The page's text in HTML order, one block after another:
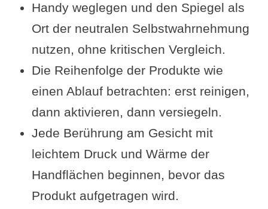
Handy weglegen und den Spiegel als
Ort der neutralen Selbstwahrnehmung
nutzen, ohne kritischen Vergleich.
Die Reihenfolge der Produkte wie
einen Ablauf betrachten: erst reinigen,
dann aktivieren, dann versiegeln.
Jede Berührung am Gesicht mit
leichtem Druck und Wärme der
Handflächen beginnen, bevor das
Produkt aufgetragen wird.